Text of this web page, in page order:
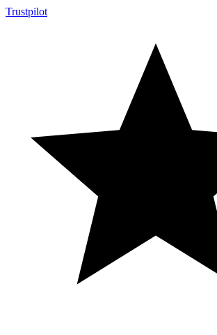
Trustpilot